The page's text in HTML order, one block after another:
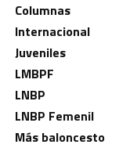
Columnas
Internacional
Juveniles
LMBPF
LNBP
LNBP Femenil
Más baloncesto